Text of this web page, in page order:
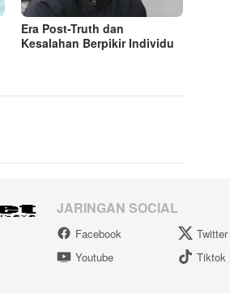
Era Post-Truth dan
Kesalahan Berpikir Individu
JARINGAN SOCIAL
Facebook Twitter
Youtube
Tiktok